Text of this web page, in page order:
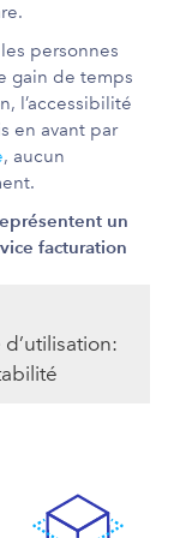
personnes
gain de temps
l’accessibilité
en avant par
, aucun
un
facturation